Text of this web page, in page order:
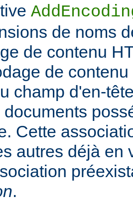
de noms
de contenu
de
champ d'en-
documents
Cette
autres déjà en
.